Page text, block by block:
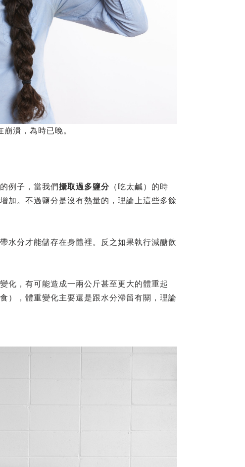
潰，為時已晚。
例子，當我們攝取過多鹽分（吃太鹹）的時
加。不過鹽分是沒有熱量的，理論上這些多餘
水分才能儲存在身體裡。反之如果執行減醣飲
化，有可能造成一兩公斤甚至更大的體重起
），體重變化主要還是跟水分滯留有關，理論